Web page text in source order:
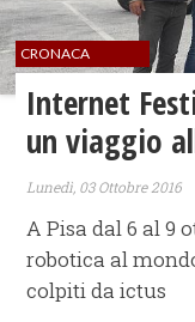
CRONACA
Internet
un viaggio
Lunedì, 03 Ottobre 2016
A Pisa dal 6 al 9
robotica al
colpiti da ictus